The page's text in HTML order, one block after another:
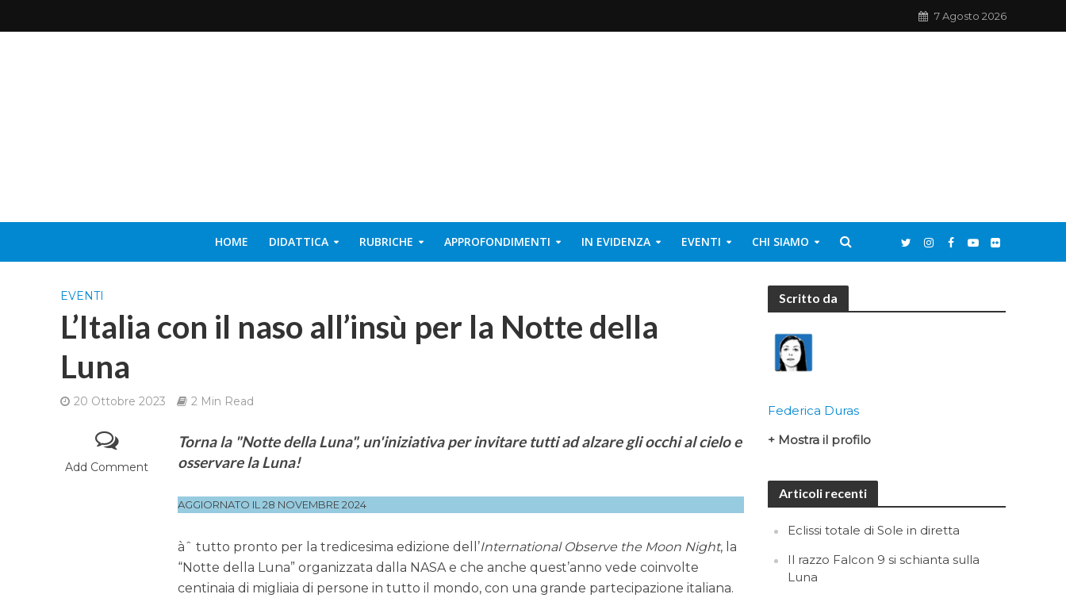
7 Agosto 2026
HOME DIDATTICA RUBRICHE APPROFONDIMENTI IN EVIDENZA EVENTI CHI SIAMO
EVENTI
L’Italia con il naso all’insù per la Notte della
Luna
20 Ottobre 2023 2 Min Read
Add Comment
Torna la "Notte della Luna", un'iniziativa per invitare tutti ad alzare gli occhi al cielo e
osservare la Luna!
AGGIORNATO IL 28 NOVEMBRE 2024
àˆ tutto pronto per la tredicesima edizione dell’International Observe the Moon Night, la
“Notte della Luna” organizzata dalla NASA e che anche quest’anno vede coinvolte
centinaia di migliaia di persone in tutto il mondo, con una grande partecipazione italiana.
Scritto da
Federica Duras
+ Mostra il profilo
Articoli recenti
Eclissi totale di Sole in diretta
Il razzo Falcon 9 si schianta sulla
Luna